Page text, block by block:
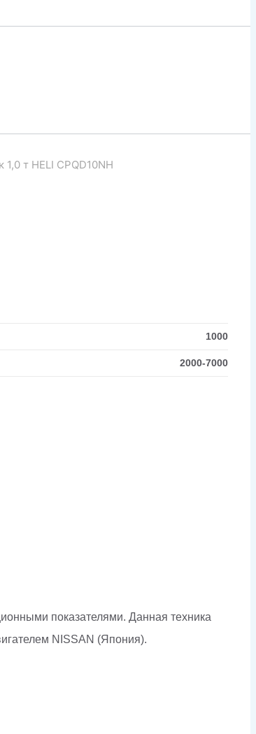
т HELI CPQD10NH
1000
2000-7000
показателями. Данная техника
NISSAN (Япония).